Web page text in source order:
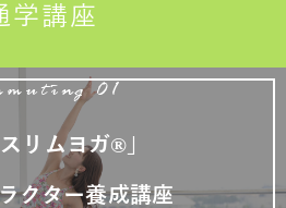
学講座
01
スリムヨガ®」
クター養成講座